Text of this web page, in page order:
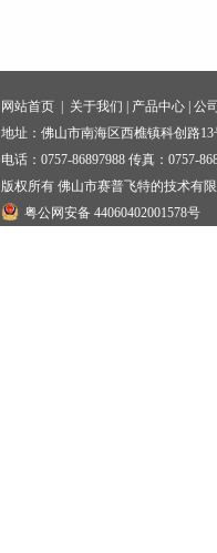
网站首页 | 关于我们 | 产品中心 | 公
地址：佛山市南海区西樵镇科创路
电话：0757-86897988 传真：0757-
版权所有 佛山市赛普飞特的技术有
粤公网安备 44060402001578号